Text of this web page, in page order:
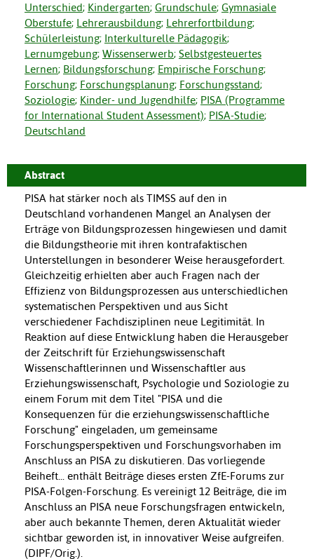
Unterschied; Kindergarten; Grundschule; Gymnasiale
Oberstufe; Lehrerausbildung; Lehrerfortbildung;
Schülerleistung; Interkulturelle Pädagogik;
Lernumgebung; Wissenserwerb; Selbstgesteuertes
Lernen; Bildungsforschung; Empirische Forschung;
Forschung; Forschungsplanung; Forschungsstand;
Soziologie; Kinder- und Jugendhilfe; PISA (Programme
for International Student Assessment); PISA-Studie;
Deutschland
Abstract
PISA hat stärker noch als TIMSS auf den in
Deutschland vorhandenen Mangel an Analysen der
Erträge von Bildungsprozessen hingewiesen und damit
die Bildungstheorie mit ihren kontrafaktischen
Unterstellungen in besonderer Weise herausgefordert.
Gleichzeitig erhielten aber auch Fragen nach der
Effizienz von Bildungsprozessen aus unterschiedlichen
systematischen Perspektiven und aus Sicht
verschiedener Fachdisziplinen neue Legitimität. In
Reaktion auf diese Entwicklung haben die Herausgeber
der Zeitschrift für Erziehungswissenschaft
Wissenschaftlerinnen und Wissenschaftler aus
Erziehungswissenschaft, Psychologie und Soziologie zu
einem Forum mit dem Titel "PISA und die
Konsequenzen für die erziehungswissenschaftliche
Forschung" eingeladen, um gemeinsame
Forschungsperspektiven und Forschungsvorhaben im
Anschluss an PISA zu diskutieren. Das vorliegende
Beiheft... enthält Beiträge dieses ersten ZfE-Forums zur
PISA-Folgen-Forschung. Es vereinigt 12 Beiträge, die im
Anschluss an PISA neue Forschungsfragen entwickeln,
aber auch bekannte Themen, deren Aktualität wieder
sichtbar geworden ist, in innovativer Weise aufgreifen.
(DIPF/Orig.).